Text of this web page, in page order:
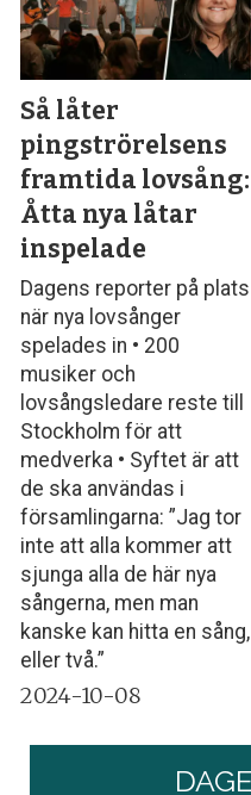
Så låter
pingströrelsens
framtida lovsång:
Åtta nya låtar
inspelade
Dagens reporter på plats
när nya lovsånger
spelades in • 200
musiker och
lovsångsledare reste till
Stockholm för att
medverka • Syftet är att
de ska användas i
församlingarna: ”Jag tor
inte att alla kommer att
sjunga alla de här nya
sångerna, men man
kanske kan hitta en sång,
eller två.”
2024-10-08